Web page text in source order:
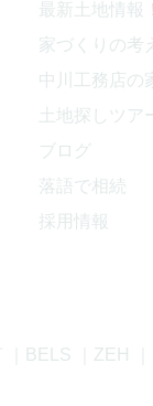
最新土地情報！
家づくりの考
中川工務店の
土地探しツア
ブログ
落語で相続
採用情報
BELS ZEH